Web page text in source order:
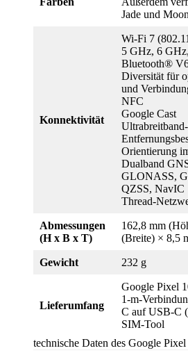
Jade und
Konnektivität
Wi-Fi 7
5 GHz, 6
Bluetooth®
Diversität für
und
NFC
Google Cast
Orientierung
Dualband
GLONASS,
QZSS, NavIC
Thread-
Abmessungen
(H x B x T)
162,8 mm
(Breite) × 8,5
Gewicht 232 g
Lieferumfang
Google Pixel
1-m-
C auf USB-C
SIM-Tool
technische Daten des Google